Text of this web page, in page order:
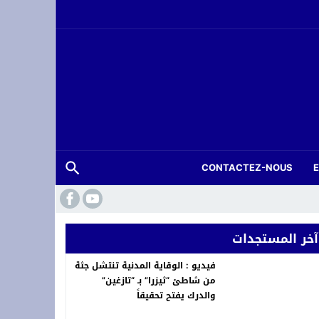
CONTACTEZ-NOUS
آخر المستجدات
فيديو : الوقاية المدنية تنتشل جثة
من شاطئ “ثيزرا” بـ “تازغين”
والدرك يفتح تحقيقاً